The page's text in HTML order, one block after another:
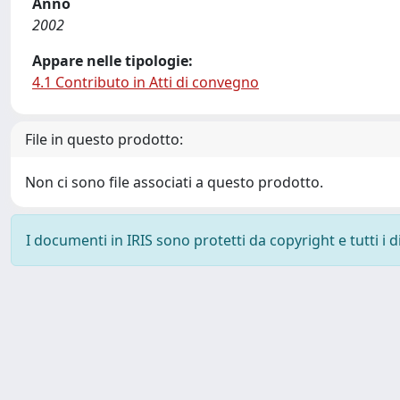
2002
Appare nelle tipologie:
4.1 Contributo in Atti di convegno
File in questo prodotto:
Non ci sono file associati a questo prodotto.
I documenti in IRIS sono protetti da copyright e tutti i